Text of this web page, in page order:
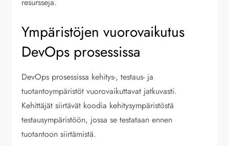
Ympäristöjen vuorovaikutus
DevOps prosessissa
DevOps prosessissa kehitys-, testaus- ja
tuotantoympäristöt vuorovaikuttavat jatkuvasti.
Kehittäjät siirtävät koodia kehitysympäristöstä
testausympäristöön, jossa se testataan ennen
tuotantoon siirtämistä.